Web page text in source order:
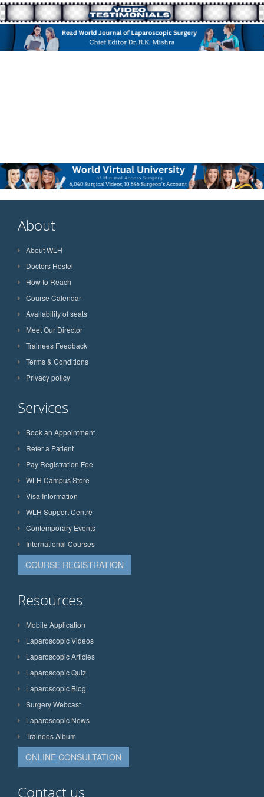
About
About WLH
Doctors Hostel
How to Reach
Course Calendar
Availability of seats
Meet Our Director
Trainees Feedback
Terms & Conditions
Privacy policy
Services
Book an Appointment
Refer a Patient
Pay Registration Fee
WLH Campus Store
Visa Information
WLH Support Centre
Contemporary Events
International Courses
COURSE REGISTRATION
Resources
Mobile Application
Laparoscopic Videos
Laparoscopic Articles
Laparoscopic Quiz
Laparoscopic Blog
Surgery Webcast
Laparoscopic News
Trainees Album
ONLINE CONSULTATION
Contact us